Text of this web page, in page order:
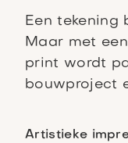
Een tekening
Maar met
print wordt
bouwproject
Artistieke